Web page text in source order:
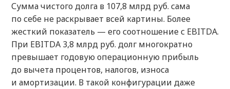
Сумма чистого долга в 107,8 млрд руб. сама
по себе не раскрывает всей картины. Более
жесткий показатель — его соотношение с EBITDA.
При EBITDA 3,8 млрд руб. долг многократно
превышает годовую операционную прибыль
до вычета процентов, налогов, износа
и амортизации. В такой конфигурации даже